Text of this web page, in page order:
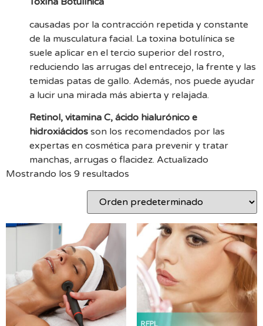
causadas por la contracción repetida y constante
de la musculatura facial. La toxina botulínica se
suele aplicar en el tercio superior del rostro,
reduciendo las arrugas del entrecejo, la frente y las
temidas patas de gallo. Además, nos puede ayudar
a lucir una mirada más abierta y relajada.
Retinol, vitamina C, ácido hialurónico e
hidroxiácidos son los recomendados por las
expertas en cosmética para prevenir y tratar
manchas, arrugas o flacidez. Actualizado
Mostrando los 9 resultados